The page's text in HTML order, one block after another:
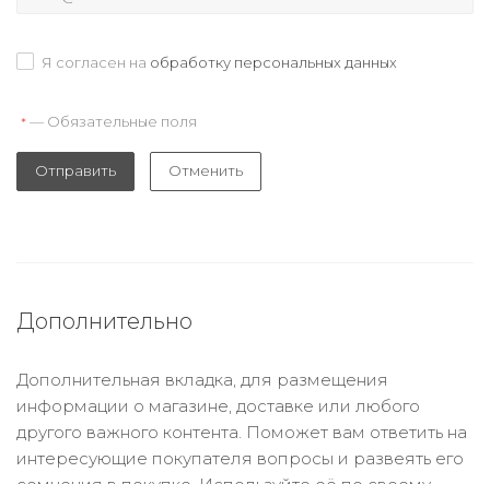
Я согласен на обработку персональных данных
* — Обязательные поля
Отправить Отменить
Дополнительно
Дополнительная вкладка, для размещения
информации о магазине, доставке или любого
другого важного контента. Поможет вам ответить на
интересующие покупателя вопросы и развеять его